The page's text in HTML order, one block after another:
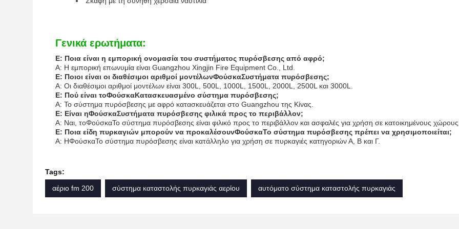
Γενικά ερωτήματα:
Ε: Ποια είναι η εμπορική ονομασία του συστήματος πυρόσβεσης από αφρό;
Α: Η εμπορική επωνυμία είναι Guangzhou Xingjin Fire Equipment Co., Ltd.
Ε: Ποιοι είναι οι διαθέσιμοι αριθμοί μοντέλωνΦούσκαΣυστήματα πυρόσβεσης;
Α: Οι διαθέσιμοι αριθμοί μοντέλων είναι 300L, 500L, 1000L, 1500L, 2000L, 2500L και 3000L.
Ε: Πού είναι τοΦούσκαΚατασκευασμένο σύστημα πυρόσβεσης;
Α: Το σύστημα πυρόσβεσης με αφρό κατασκευάζεται στο Guangzhou της Κίνας.
Ε: Είναι ηΦούσκαΣυστήματα πυρόσβεσης φιλικά προς το περιβάλλον;
Α: Ναι, τοΦούσκαΤο σύστημα πυρόσβεσης είναι φιλικό προς το περιβάλλον και ασφαλές για χρήση σε κατοικημένους
Ε: Ποια είδη πυρκαγιών μπορούν να προκαλέσουνΦούσκαΤο σύστημα πυρόσβεσης πρέπει να χρησιμοποιείται;
Α: ΗΦούσκαΤο σύστημα πυρόσβεσης είναι κατάλληλο για χρήση σε πυρκαγιές κατηγοριών Α, Β και Γ.
Tags:
αέριο fm 200
σύστημα καταστολής πυρκαγιάς αερίου αυτόματο σύστημα καταστολής πυρκαγιάς